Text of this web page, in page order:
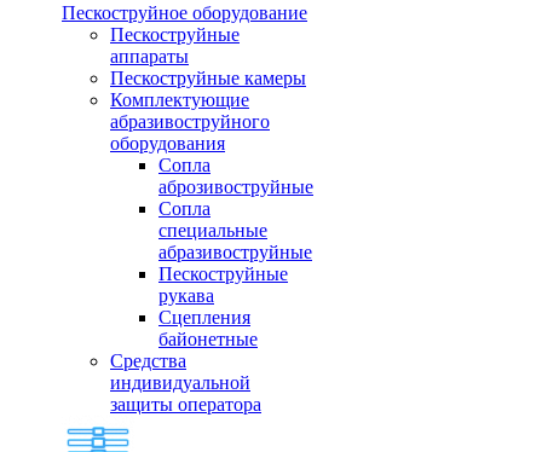
Пескоструйное оборудование
Пескоструйные
аппараты
Пескоструйные камеры
Комплектующие
абразивоструйного
оборудования
Сопла
аброзивоструйные
Сопла
специальные
абразивоструйные
Пескоструйные
рукава
Сцепления
байонетные
Средства
индивидуальной
защиты оператора